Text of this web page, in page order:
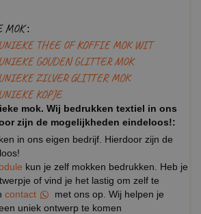
MOK :
THEE OF KOFFIE MOK WIT
GOUDEN GLITTER MOK
ZILVER GLITTER MOK
KOPJE
mok. Wij bedrukken textiel in ons
zijn de mogelijkheden eindeloos!:
in ons eigen bedrijf. Hierdoor zijn de
kun je zelf mokken bedrukken. Heb je
of vind je het lastig om zelf te
contact
met ons op. Wij helpen je
uniek ontwerp te komen